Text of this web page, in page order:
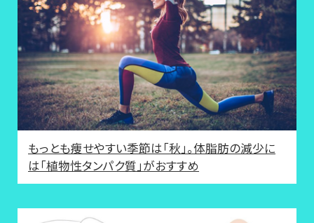
もっとも痩せやすい季節は「秋」。体脂肪の減少に
は「植物性タンパク質」がおすすめ